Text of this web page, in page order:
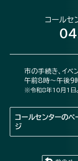
コールセ
市の手続き、イベ
午前8時～午後9
※令和8年10月1日よ
コールセンターのペ
ジ